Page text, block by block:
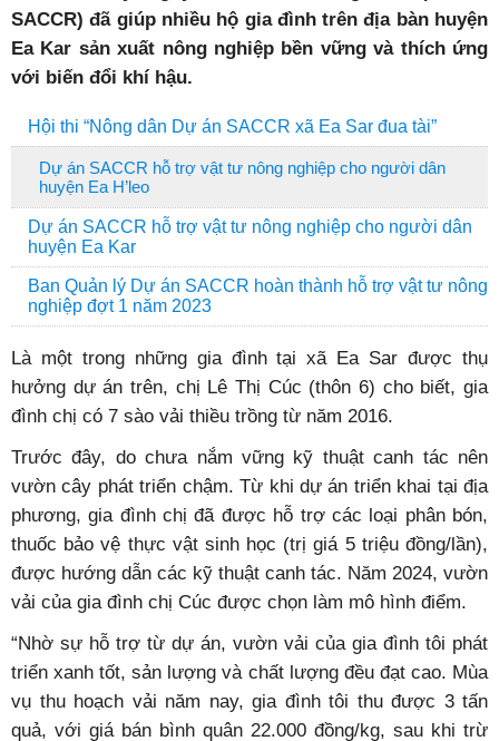
SACCR) đã giúp nhiều hộ gia đình trên địa bàn huyện
Ea Kar sản xuất nông nghiệp bền vững và thích ứng
với biến đổi khí hậu.
Hội thi “Nông dân Dự án SACCR xã Ea Sar đua tài”
Dự án SACCR hỗ trợ vật tư nông nghiệp cho người dân
huyện Ea H’leo
Dự án SACCR hỗ trợ vật tư nông nghiệp cho người dân
huyện Ea Kar
Ban Quản lý Dự án SACCR hoàn thành hỗ trợ vật tư nông
nghiệp đợt 1 năm 2023
Là một trong những gia đình tại xã Ea Sar được thụ
hưởng dự án trên, chị Lê Thị Cúc (thôn 6) cho biết, gia
đình chị có 7 sào vải thiều trồng từ năm 2016.
Trước đây, do chưa nắm vững kỹ thuật canh tác nên
vườn cây phát triển chậm. Từ khi dự án triển khai tại địa
phương, gia đình chị đã được hỗ trợ các loại phân bón,
thuốc bảo vệ thực vật sinh học (trị giá 5 triệu đồng/lần),
được hướng dẫn các kỹ thuật canh tác. Năm 2024, vườn
vải của gia đình chị Cúc được chọn làm mô hình điểm.
“Nhờ sự hỗ trợ từ dự án, vườn vải của gia đình tôi phát
triển xanh tốt, sản lượng và chất lượng đều đạt cao. Mùa
vụ thu hoạch vải năm nay, gia đình tôi thu được 3 tấn
quả, với giá bán bình quân 22.000 đồng/kg, sau khi trừ